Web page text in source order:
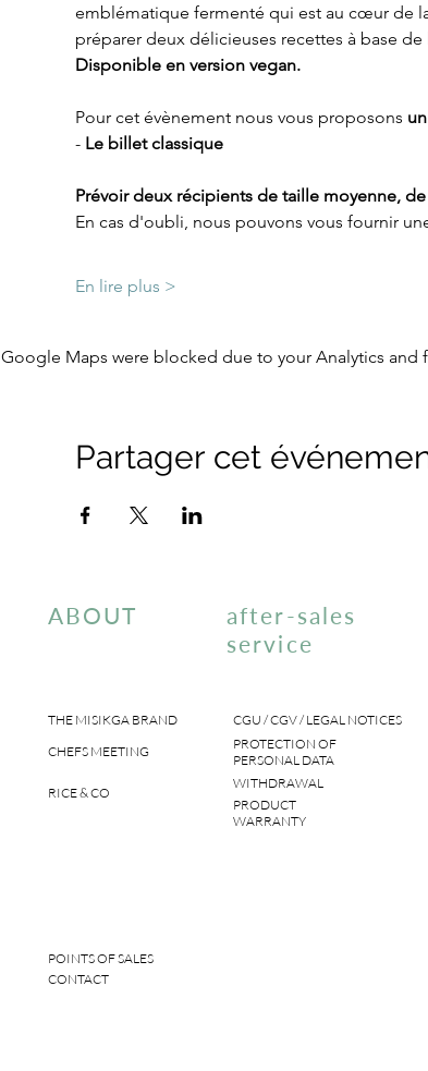
emblématique fermenté qui est au cœur de
préparer deux délicieuses recettes à base de
Disponible en version vegan.
Pour cet évènement nous vous proposons
- Le billet classique
Prévoir deux récipients de taille moyenne,
En cas d'oubli, nous pouvons vous fournir
En lire plus >
Google Maps were blocked due to your Analytics and
Partager cet
ABOUT
after-sales
service
THE MISIKGA BRAND
CHEFS MEETING
RICE & CO
CGU / CGV / LEGAL NOTICES
PROTECTION OF
PERSONAL DATA
WITHDRAWAL
PRODUCT
WARRANTY
POINTS OF SALES
CONTACT